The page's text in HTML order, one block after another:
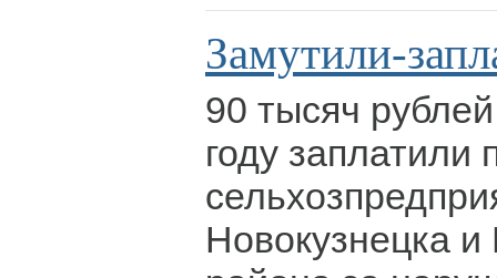
Замутили-
90 тысяч
году
Новокузнецка и